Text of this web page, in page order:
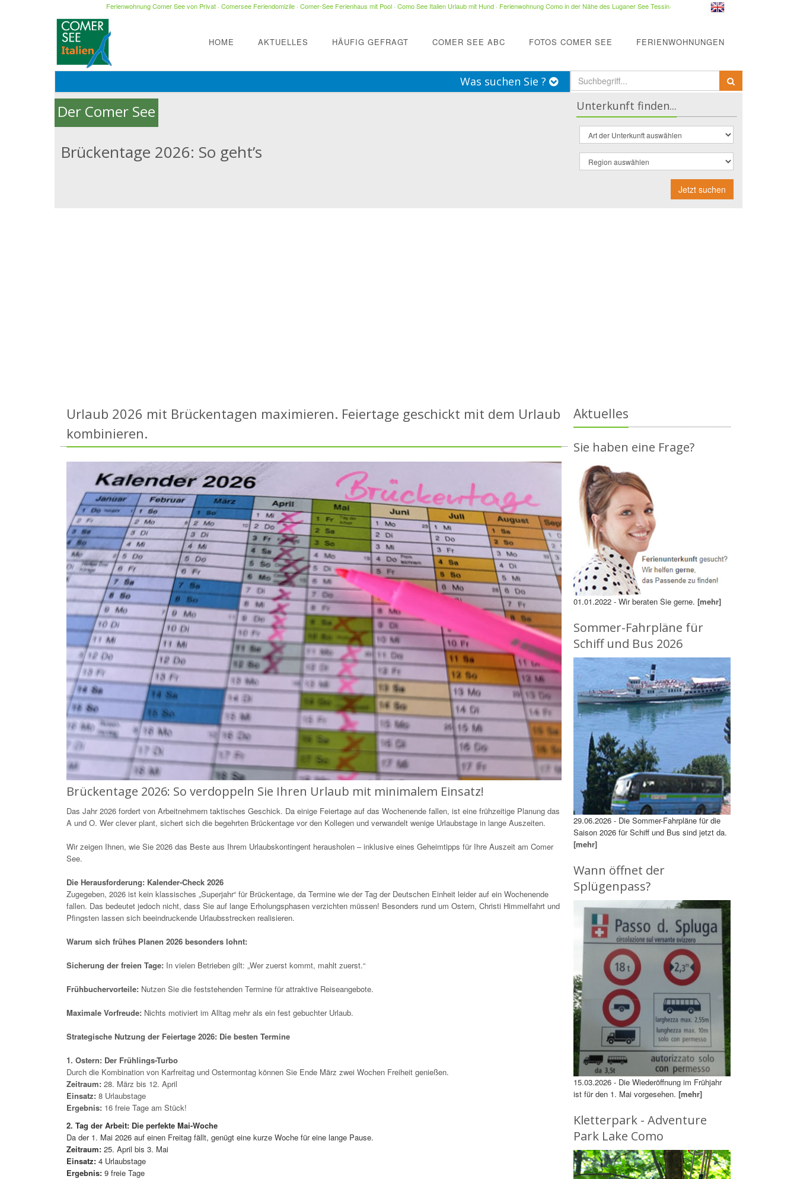
Ferienwohnung Comer See von Privat· Comersee Feriendomizile· Comer-See Ferienhaus mit Pool· Como See Italien Urlaub mit Hund· Ferienwohnung Como in der Nähe des Luganer See Tessin·
HOME AKTUELLES HÄUFIG GEFRAGT COMER SEE ABC FOTOS COMER SEE FERIENWOHNUNGEN
Was suchen Sie ?
Der Comer See
Brückentage 2026: So geht’s
Unterkunft finden...
Jetzt suchen
Urlaub 2026 mit Brückentagen maximieren. Feiertage geschickt mit dem Urlaub
kombinieren.
Brückentage 2026: So verdoppeln Sie Ihren Urlaub mit minimalem Einsatz!
Das Jahr 2026 fordert von Arbeitnehmern taktisches Geschick. Da einige Feiertage auf das Wochenende fallen, ist eine frühzeitige Planung das
A und O. Wer clever plant, sichert sich die begehrten Brückentage vor den Kollegen und verwandelt wenige Urlaubstage in lange Auszeiten.
Wir zeigen Ihnen, wie Sie 2026 das Beste aus Ihrem Urlaubskontingent herausholen – inklusive eines Geheimtipps für Ihre Auszeit am Comer
See.
Die Herausforderung: Kalender-Check 2026
Zugegeben, 2026 ist kein klassisches „Superjahr“ für Brückentage, da Termine wie der Tag der Deutschen Einheit leider auf ein Wochenende
fallen. Das bedeutet jedoch nicht, dass Sie auf lange Erholungsphasen verzichten müssen! Besonders rund um Ostern, Christi Himmelfahrt und
Pfingsten lassen sich beeindruckende Urlaubsstrecken realisieren.
Warum sich frühes Planen 2026 besonders lohnt:
Sicherung der freien Tage: In vielen Betrieben gilt: „Wer zuerst kommt, mahlt zuerst.“
Frühbuchervorteile: Nutzen Sie die feststehenden Termine für attraktive Reiseangebote.
Maximale Vorfreude: Nichts motiviert im Alltag mehr als ein fest gebuchter Urlaub.
Strategische Nutzung der Feiertage 2026: Die besten Termine
1. Ostern: Der Frühlings-Turbo
Durch die Kombination von Karfreitag und Ostermontag können Sie Ende März zwei Wochen Freiheit genießen.
Zeitraum: 28. März bis 12. April
Einsatz: 8 Urlaubstage
Ergebnis: 16 freie Tage am Stück!
2. Tag der Arbeit: Die perfekte Mai-Woche
Da der 1. Mai 2026 auf einen Freitag fällt, genügt eine kurze Woche für eine lange Pause.
Zeitraum: 25. April bis 3. Mai
Einsatz: 4 Urlaubstage
Ergebnis: 9 freie Tage
Aktuelles
Sie haben eine Frage?
01.01.2022 - Wir beraten Sie gerne. [mehr]
Sommer-Fahrpläne für
Schiff und Bus 2026
29.06.2026 - Die Sommer-Fahrpläne für die
Saison 2026 für Schiff und Bus sind jetzt da.
[mehr]
Wann öffnet der
Splügenpass?
15.03.2026 - Die Wiederöffnung im Frühjahr
ist für den 1. Mai vorgesehen. [mehr]
Kletterpark - Adventure
Park Lake Como